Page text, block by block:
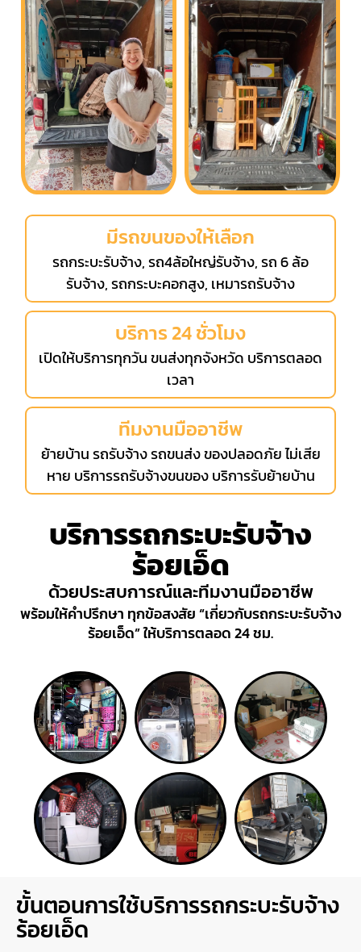
มีรถขนของให้เลือก
รถกระบะรับจ้าง, รถ4ล้อใหญ่รับจ้าง, รถ 6 ล้อ
รับจ้าง, รถกระบะคอกสูง, เหมารถรับจ้าง
บริการ 24 ชั่วโมง
เปิดให้บริการทุกวัน ขนส่งทุกจังหวัด บริการตลอด
เวลา
ทีมงานมืออาชีพ
ย้ายบ้าน รถรับจ้าง รถขนส่ง ของปลอดภัย ไม่เสีย
หาย บริการรถรับจ้างขนของ บริการรับย้ายบ้าน
บริการรถกระบะรับจ้าง
ร้อยเอ็ด
ด้วยประสบการณ์และทีมงานมืออาชีพ
พร้อมให้คำปรึกษา ทุกข้อสงสัย “เกี่ยวกับรถกระบะรับจ้าง
ร้อยเอ็ด” ให้บริการตลอด 24 ชม.
ขั้นตอนการใช้บริการรถกระบะรับจ้าง
ร้อยเอ็ด